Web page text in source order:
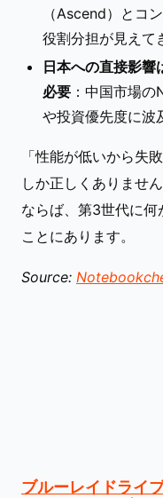
（Ascend）とコ
役割分担が見えて
日本への直接影
必要 ：中国市場
や投資優先度に波
「性能が低いから失
しか正しくありませ
ならば、第3世代に何
ことにあります。
Source:
ブルーレイドライ